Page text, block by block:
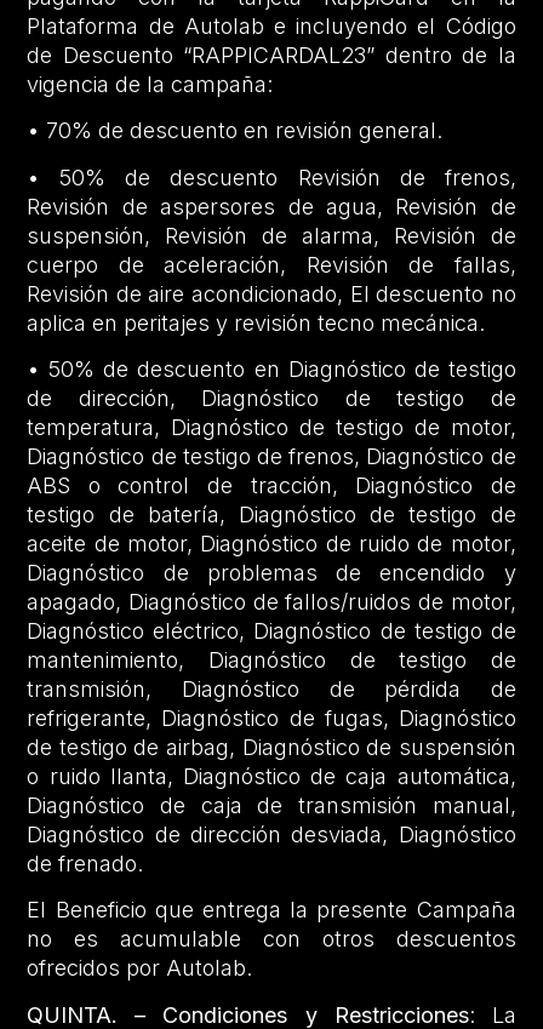
Plataforma de Autolab e incluyendo el Código
de Descuento “RAPPICARDAL23” dentro de la
vigencia de la campaña:
• 70% de descuento en revisión general.
• 50% de descuento Revisión de frenos,
Revisión de aspersores de agua, Revisión de
suspensión, Revisión de alarma, Revisión de
cuerpo de aceleración, Revisión de fallas,
Revisión de aire acondicionado, El descuento no
aplica en peritajes y revisión tecno mecánica.
• 50% de descuento en Diagnóstico de testigo
de dirección, Diagnóstico de testigo de
temperatura, Diagnóstico de testigo de motor,
Diagnóstico de testigo de frenos, Diagnóstico de
ABS o control de tracción, Diagnóstico de
testigo de batería, Diagnóstico de testigo de
aceite de motor, Diagnóstico de ruido de motor,
Diagnóstico de problemas de encendido y
apagado, Diagnóstico de fallos/ruidos de motor,
Diagnóstico eléctrico, Diagnóstico de testigo de
mantenimiento, Diagnóstico de testigo de
transmisión, Diagnóstico de pérdida de
refrigerante, Diagnóstico de fugas, Diagnóstico
de testigo de airbag, Diagnóstico de suspensión
o ruido llanta, Diagnóstico de caja automática,
Diagnóstico de caja de transmisión manual,
Diagnóstico de dirección desviada, Diagnóstico
de frenado.
El Beneficio que entrega la presente Campaña
no es acumulable con otros descuentos
ofrecidos por Autolab.
QUINTA. – Condiciones y Restricciones: La